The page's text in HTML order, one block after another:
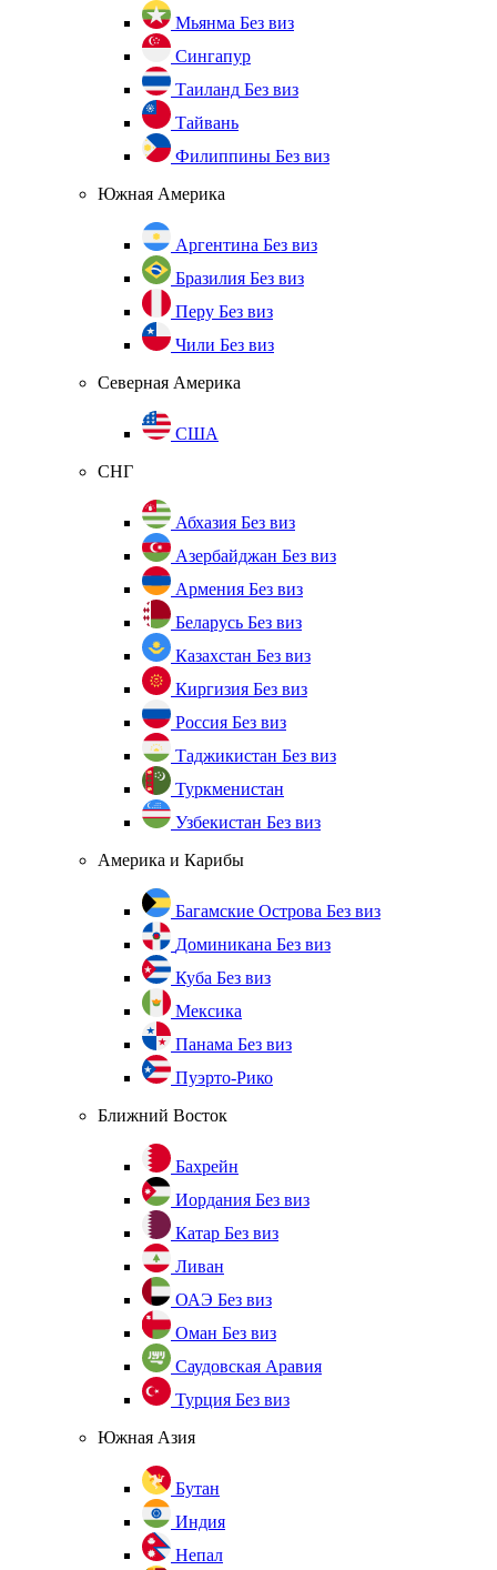
Мьянма Без виз
Сингапур
Таиланд Без виз
Тайвань
Филиппины Без виз
Южная Америка
Аргентина Без виз
Бразилия Без виз
Перу Без виз
Чили Без виз
Северная Америка
США
СНГ
Абхазия Без виз
Азербайджан Без виз
Армения Без виз
Беларусь Без виз
Казахстан Без виз
Киргизия Без виз
Россия Без виз
Таджикистан Без виз
Туркменистан
Узбекистан Без виз
Америка и Карибы
Багамские Острова Без виз
Доминикана Без виз
Куба Без виз
Мексика
Панама Без виз
Пуэрто-Рико
Ближний Восток
Бахрейн
Иордания Без виз
Катар Без виз
Ливан
ОАЭ Без виз
Оман Без виз
Саудовская Аравия
Турция Без виз
Южная Азия
Бутан
Индия
Непал